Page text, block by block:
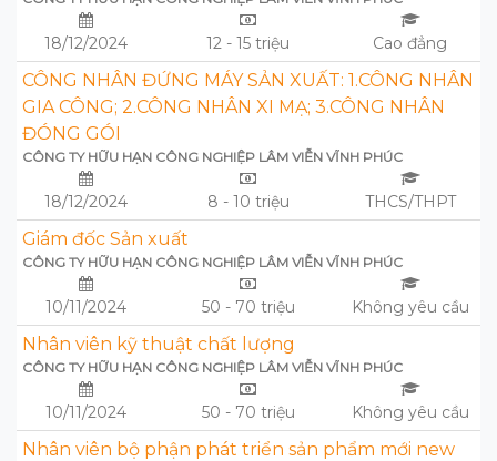
18/12/2024 12 - 15 triệu Cao đẳng
CÔNG NHÂN ĐỨNG MÁY SẢN XUẤT: 1.CÔNG NHÂN
GIA CÔNG; 2.CÔNG NHÂN XI MẠ; 3.CÔNG NHÂN
ĐÓNG GÓI
CÔNG TY HỮU HẠN CÔNG NGHIỆP LÂM VIỄN VĨNH PHÚC
18/12/2024 8 - 10 triệu THCS/THPT
Giám đốc Sản xuất
CÔNG TY HỮU HẠN CÔNG NGHIỆP LÂM VIỄN VĨNH PHÚC
10/11/2024 50 - 70 triệu Không yêu cầu
Nhân viên kỹ thuật chất lượng
CÔNG TY HỮU HẠN CÔNG NGHIỆP LÂM VIỄN VĨNH PHÚC
10/11/2024 50 - 70 triệu Không yêu cầu
Nhân viên bộ phận phát triển sản phẩm mới new